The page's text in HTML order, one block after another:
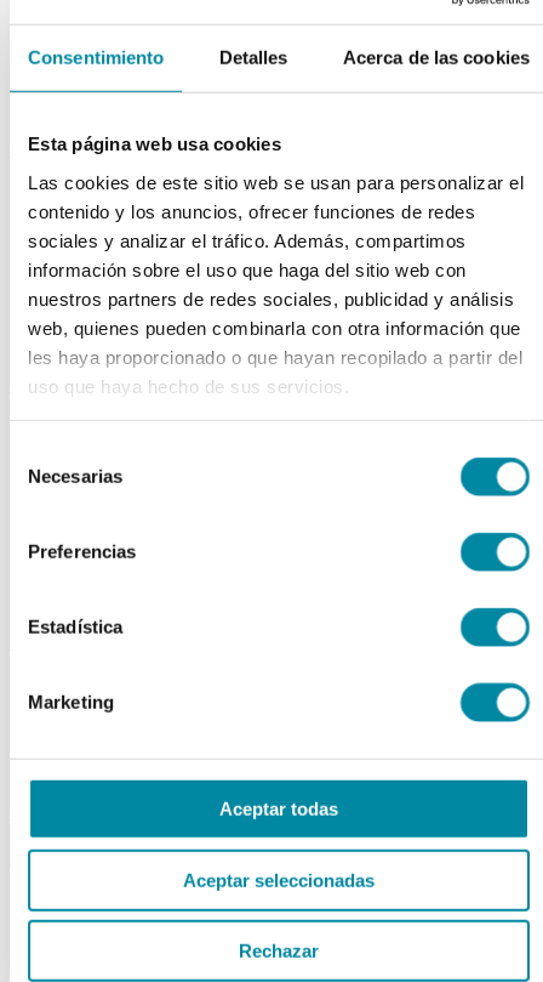
Consentimiento Detalles Acerca de las cookies
Esta página web usa cookies
Las cookies de este sitio web se usan para personalizar el
contenido y los anuncios, ofrecer funciones de redes
sociales y analizar el tráfico. Además, compartimos
información sobre el uso que haga del sitio web con
nuestros partners de redes sociales, publicidad y análisis
web, quienes pueden combinarla con otra información que
les haya proporcionado o que hayan recopilado a partir del
uso que haya hecho de sus servicios.
Necesarias
Preferencias
Estadística
Marketing
Aceptar todas
Aceptar seleccionadas
Rechazar
Extractos fluidos
Extracto oleoso
Extracto seco
capsulas
Tamañno 000
Tamañno 00
Tamañno 0
Tamañno 1
Tamañno 2
Tamañno 3
Tamañno 4
Tamañno 5
envases
Frascos farmacia
Frascos y tapas cosmética
Tubos
Utillaje
menu shopping_cart search homelock
Búsqueda en el sitio
Actualmente se encuentra en: